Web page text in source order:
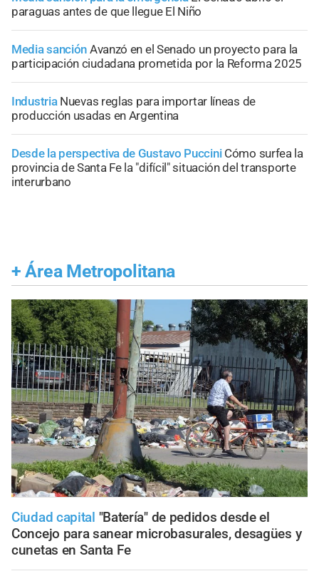
paraguas antes de que llegue El Niño
Media sanción Avanzó en el Senado un proyecto para la
participación ciudadana prometida por la Reforma 2025
Industria Nuevas reglas para importar líneas de
producción usadas en Argentina
Desde la perspectiva de Gustavo Puccini Cómo surfea la
provincia de Santa Fe la "difícil" situación del transporte
interurbano
+ Área Metropolitana
Ciudad capital "Batería" de pedidos desde el
Concejo para sanear microbasurales, desagües y
cunetas en Santa Fe